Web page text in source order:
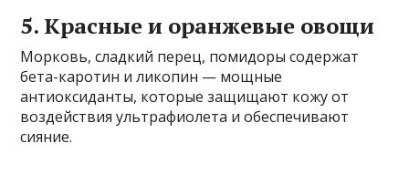
5. Красные и оранжевые овощи
Морковь, сладкий перец, помидоры содержат
бета-каротин и ликопин — мощные
антиоксиданты, которые защищают кожу от
воздействия ультрафиолета и обеспечивают
сияние.